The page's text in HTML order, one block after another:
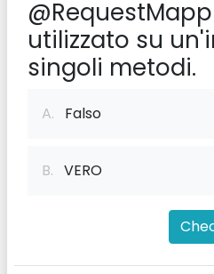
utilizzato su
singoli metodi.
A. Falso
B. VERO